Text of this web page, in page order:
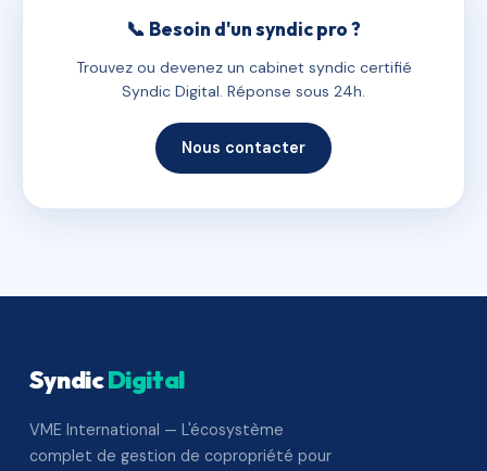
📞 Besoin d'un syndic pro ?
Trouvez ou devenez un cabinet syndic certifié
Syndic Digital. Réponse sous 24h.
Nous contacter
SyndicDigital
VME International — L'écosystème
complet de gestion de copropriété pour